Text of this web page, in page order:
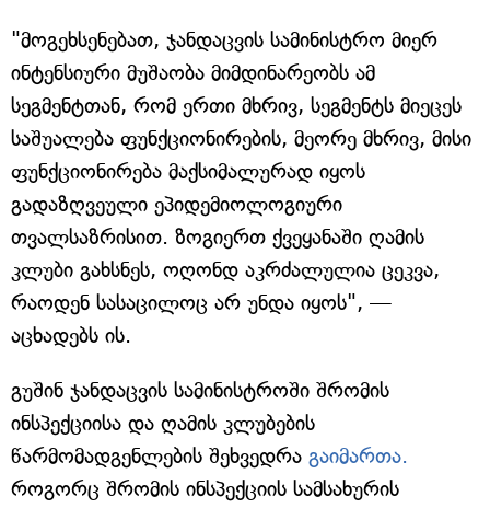
"მოგეხსენებათ, ჯანდაცვის სამინისტრო მიერ
ინტენსიური მუშაობა მიმდინარეობს ამ
სეგმენტთან, რომ ერთი მხრივ, სეგმენტს მიეცეს
საშუალება ფუნქციონირების, მეორე მხრივ, მისი
ფუნქციონირება მაქსიმალურად იყოს
გადაზღვეული ეპიდემიოლოგიური
თვალსაზრისით. ზოგიერთ ქვეყანაში ღამის
კლუბი გახსნეს, ოღონდ აკრძალულია ცეკვა,
რაოდენ სასაცილოც არ უნდა იყოს", —
აცხადებს ის.
გუშინ ჯანდაცვის სამინისტროში შრომის
ინსპექციისა და ღამის კლუბების
წარმომადგენლების შეხვედრა გაიმართა.
როგორც შრომის ინსპექციის სამსახურის